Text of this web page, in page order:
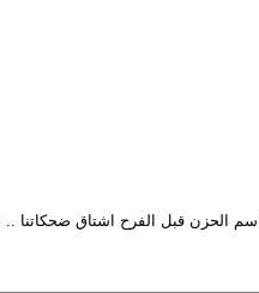
الحزن قبل الفرح اشتاق ضحكاتنا ..